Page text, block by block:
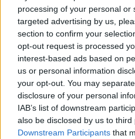
processing of your personal or
targeted advertising by us,
section to confirm your
opt-out request is processed
interest-based ads based on
us or personal information
your opt-out. You may
disclosure of your personal
IAB’s list of downstream
also be disclosed by us to third
Downstream Participants that
di non dichiarare guerra a tutto il
sulle cose di poco importanza.
l’incertezza dell’inizio del mese
secondo weekend sará piú
perderti in una situazione
Nettuno. Il 13 aprile sará una
L’entrata di Venere nel segno del
Se sei single, la terza domenica
persona giusta, con la quale
aprile un incontro potrebbe
Per la tua eventuale relazione la
come pure il 27 aprile potrebbero